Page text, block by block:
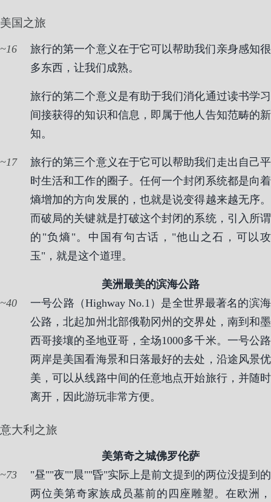
美国之旅
16
旅行的第一个意义在于它可以帮助我们亲身感知很
多东西，让我们成熟。
旅行的第二个意义是有助于我们消化通过读书学习
间接获得的知识和信息，即属于他人告知范畴的新
知。
17
旅行的第三个意义在于它可以帮助我们走出自己平
时生活和工作的圈子。任何一个封闭系统都是向着
熵增加的方向发展的，也就是说变得越来越无序。
而破局的关键就是打破这个封闭的系统，引入所谓
的"负熵"。中国有句古话，"他山之石，可以攻
玉"，就是这个道理。
美洲最美的滨海公路
40
一号公路（Highway No.1）是全世界最著名的滨海
公路，北起加州北部俄勒冈州的交界处，南到和墨
西哥接壤的圣地亚哥，全场1000多千米。一号公路
两岸是美国看海景和日落最好的去处，沿途风景优
美，可以从线路中间的任意地点开始旅行，并随时
离开，因此游玩非常方便。
意大利之旅
美第奇之城佛罗伦萨
73
"昼""夜""晨""昏"实际上是前文提到的两位没提到的
两位美第奇家族成员墓前的四座雕塑。在欧洲，